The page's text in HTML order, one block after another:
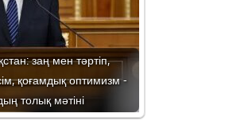
заң мен тәртіп,
қоғамдық оптимизм -
толық мәтіні